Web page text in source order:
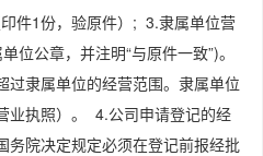
件1份，验原件）; 3.隶属单位营
位公章，并注明“与原件一致”)。
过隶属单位的经营范围。隶属单位
业执照）。 4.公司申请登记的经
务院决定规定必须在登记前报经批